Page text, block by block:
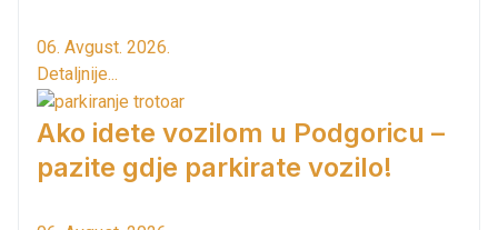
06. Avgust. 2026.
Detaljnije...
Ako idete vozilom u Podgoricu –
pazite gdje parkirate vozilo!